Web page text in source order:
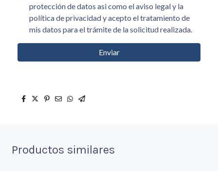
protección de datos asi como el aviso legal y la
política de privacidad y acepto el tratamiento de
mis datos para el trámite de la solicitud realizada.
Enviar
Productos similares